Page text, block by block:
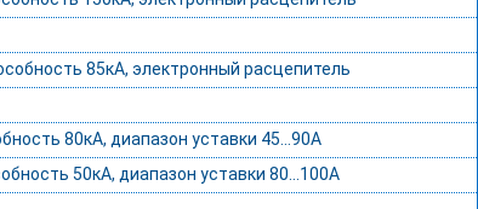
85кА, электронный расцепитель
80кА, диапазон уставки 45…90А
50кА, диапазон уставки 80...100А